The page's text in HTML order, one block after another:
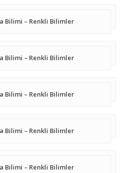
Bilimi – Renkli Bilimler
Bilimi – Renkli Bilimler
Bilimi – Renkli Bilimler
Bilimi – Renkli Bilimler
Bilimi – Renkli Bilimler